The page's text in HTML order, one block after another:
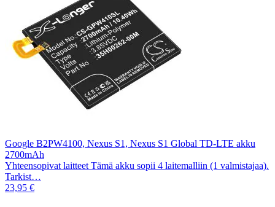
Google B2PW4100, Nexus S1, Nexus S1 Global TD-LTE akku
2700mAh
Yhteensopivat laitteet Tämä akku sopii 4 laitemalliin (1 valmistajaa).
Tarkist…
23,95 €